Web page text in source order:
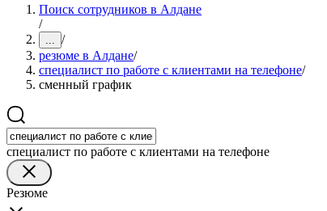
Поиск сотрудников в Алдане
/
... /
резюме в Алдане/
специалист по работе с клиентами на телефоне/
сменный график
специалист по работе с клиентами на телефоне
Резюме